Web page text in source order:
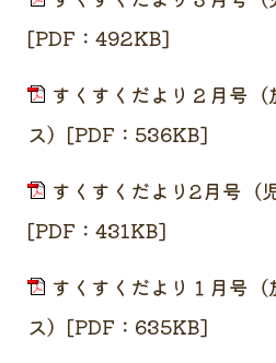
[PDF：492KB]
すくすくだより２月号
ス）[PDF：536KB]
すくすくだより2月号（
[PDF：431KB]
すくすくだより１月号
ス）[PDF：635KB]